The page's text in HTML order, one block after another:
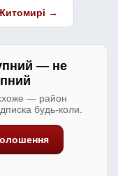
→
— не
— район
будь-коли.